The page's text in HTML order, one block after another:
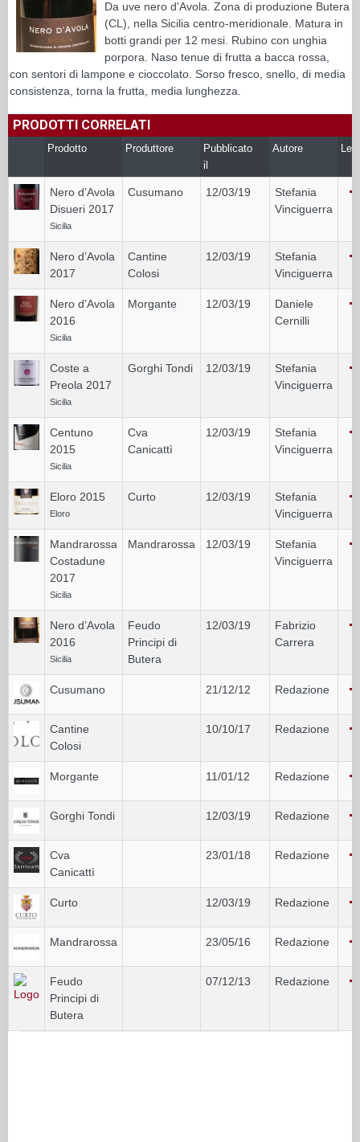
Da uve nero d'Avola. Zona di produzione Butera
(CL), nella Sicilia centro-meridionale. Matura in
botti grandi per 12 mesi. Rubino con unghia
porpora. Naso tenue di frutta a bacca rossa,
con sentori di lampone e cioccolato. Sorso fresco, snello, di media
consistenza, torna la frutta, media lunghezza.
PRODOTTI CORRELATI
Prodotto Produttore
Pubblicato
il
Autore
Nero d’Avola
Disueri 2017
Sicilia
Cusumano 12/03/19
Stefania
Vinciguerra
Nero d’Avola
2017
Cantine
Colosi
12/03/19
Stefania
Vinciguerra
Nero d’Avola
2016
Sicilia
Morgante 12/03/19
Daniele
Cernilli
Coste a
Preola 2017
Sicilia
Gorghi Tondi 12/03/19
Stefania
Vinciguerra
Centuno
2015
Sicilia
Cva
Canicattì
12/03/19
Stefania
Vinciguerra
Eloro 2015
Eloro
Curto 12/03/19
Stefania
Vinciguerra
Mandrarossa
Costadune
2017
Sicilia
Mandrarossa 12/03/19
Stefania
Vinciguerra
Nero d’Avola
2016
Sicilia
Feudo
Principi di
Butera
12/03/19
Fabrizio
Carrera
Cusumano 21/12/12 Redazione
Cantine
Colosi
10/10/17 Redazione
Morgante 11/01/12 Redazione
Gorghi Tondi 12/03/19 Redazione
Cva
Canicattì
23/01/18 Redazione
Curto 12/03/19 Redazione
Mandrarossa 23/05/16 Redazione
Feudo
Principi di
Butera
07/12/13 Redazione